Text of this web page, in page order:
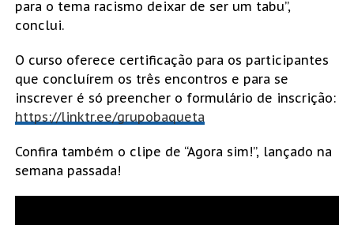
para o tema racismo deixar de ser um tabu”,
conclui.
O curso oferece certificação para os participantes
que concluírem os três encontros e para se
inscrever é só preencher o formulário de inscrição:
https://linktr.ee/grupobaqueta
Confira também o clipe de “Agora sim!”, lançado na
semana passada!